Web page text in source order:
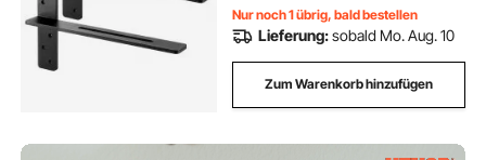
Nur noch 1 übrig, bald bestellen
Lieferung:sobald Mo. Aug. 10
Zum Warenkorb hinzufügen